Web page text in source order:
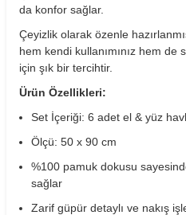
da konfor sağlar.
Çeyizlik olarak özenle
hem kendi kullanımınız hem
için şık bir tercihtir.
Ürün Özellikleri:
Set İçeriği: 6 adet el & yüz
Ölçü: 50 x 90 cm
%100 pamuk dokusu
sağlar
Zarif güpür detaylı ve nakış